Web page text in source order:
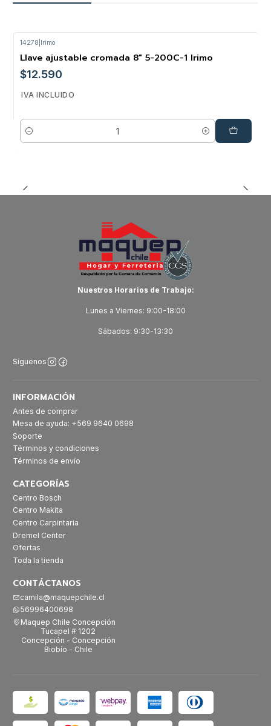
14278 Irimo
Llave ajustable cromada 8" 5-200C-1 Irimo
$12.590
IVA INCLUIDO
Cantidad
Nuestros Horarios de Trabajo:
Lunes a Viernes: 9:00-18:00
Sábados: 9:30-13:30
Síguenos
INFORMACIÓN
Antes de comprar
Mesa de ayuda: +569 9640 0698
Soporte
Términos y condiciones
Términos de envío
CATEGORÍAS
Centro Bosch
Centro Makita
Centro Carpintaria
Dremel Center
Ofertas
Toda la tienda
CONTÁCTANOS
camila@maquepchile.cl
56996400698
Maquep Chile Concepción
Tucapel # 1202
Concepción - Concepción
Biobío - Chile